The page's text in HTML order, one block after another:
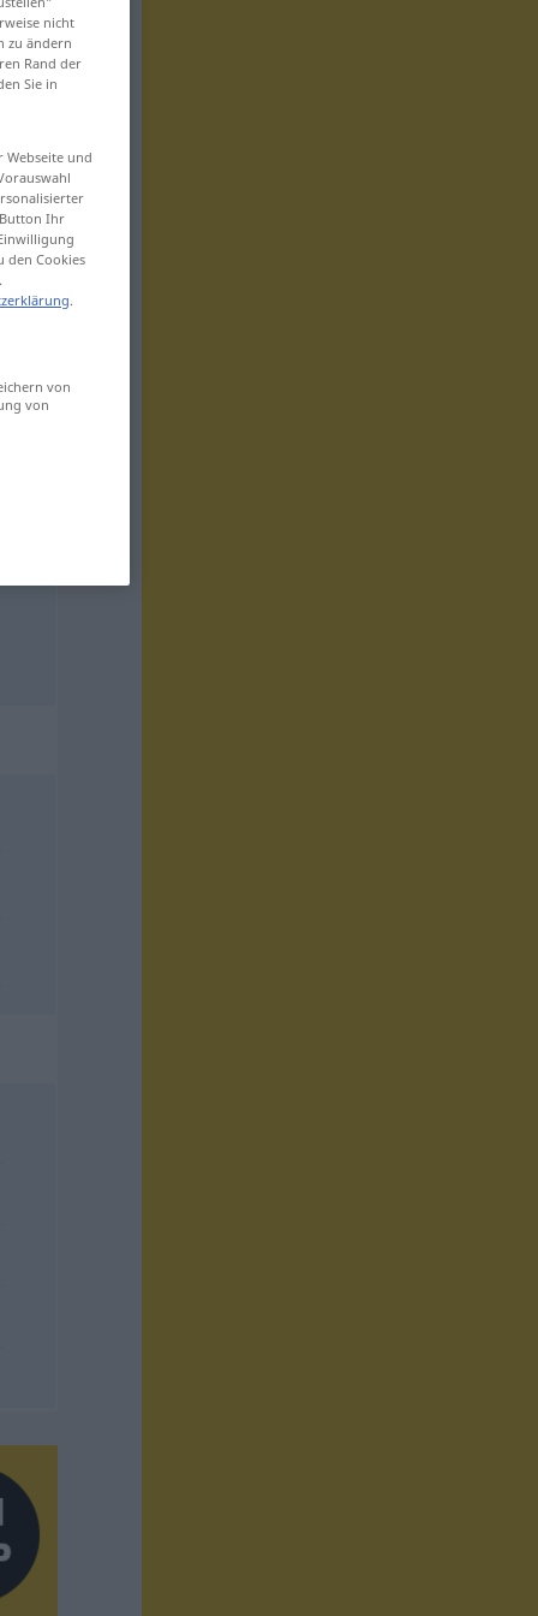
nicht
zu ändern
Rand der
Sie in
und
Ihr
den Cookies
.
von
von